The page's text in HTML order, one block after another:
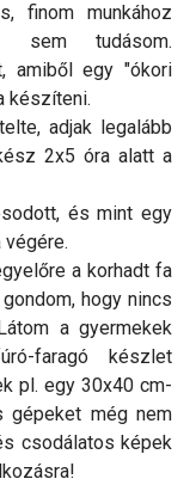
finom munkához
sem tudásom.
amiből egy "ókori
készíteni.
adjak legalább
2x5 óra alatt a
és mint egy
végére.
a korhadt fa
hogy nincs
a gyermekek
faragó készlet
pl. egy 30x40 cm-
gépeket még nem
csodálatos képek